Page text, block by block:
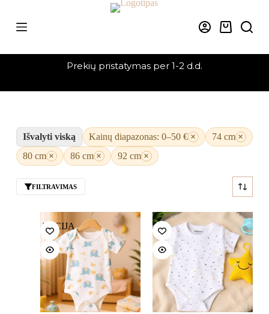
content
Krepšelis
Prekių pristatymas per 1-2 d.d.
Išvalyti viską Kainų diapazonas: 0–50 € × 74 cm ×
80 cm × 86 cm × 92 cm ×
FILTRAVIMAS
AKCIJA